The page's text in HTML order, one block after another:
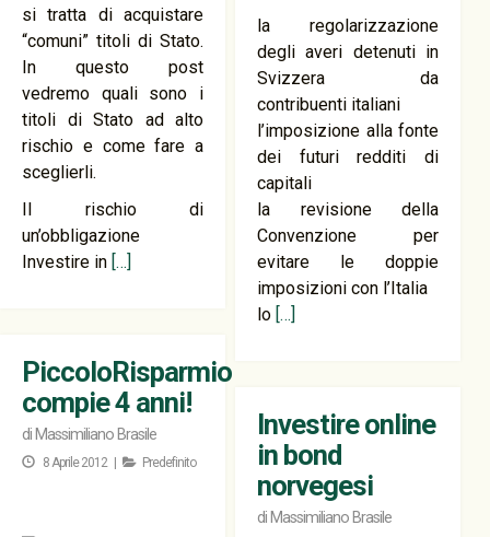
si tratta di acquistare
“comuni” titoli di Stato.
In questo post
vedremo quali sono i
titoli di Stato ad alto
rischio e come fare a
sceglierli.
Il rischio di
un’obbligazione
Investire in […]
la regolarizzazione
degli averi detenuti in
Svizzera da
contribuenti italiani
l’imposizione alla fonte
dei futuri redditi di
capitali
la revisione della
Convenzione per
evitare le doppie
imposizioni con l’Italia
lo […]
PiccoloRisparmio
compie 4 anni!
di Massimiliano Brasile
8 Aprile 2012 | Predefinito
Investire online
in bond
norvegesi
di Massimiliano Brasile